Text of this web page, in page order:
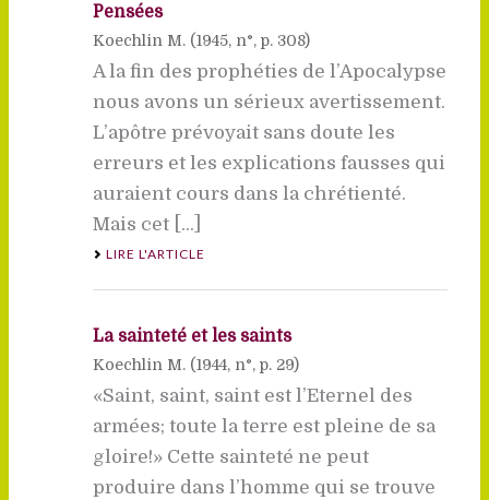
Pensées
Koechlin M. (1945, n°, p. 308)
A la fin des prophéties de l’Apocalypse
nous avons un sérieux avertissement.
L’apôtre prévoyait sans doute les
erreurs et les explications fausses qui
auraient cours dans la chrétienté.
Mais cet [...]
LIRE L'ARTICLE
La sainteté et les saints
Koechlin M. (1944, n°, p. 29)
«Saint, saint, saint est l’Eternel des
armées; toute la terre est pleine de sa
gloire!» Cette sainteté ne peut
produire dans l’homme qui se trouve